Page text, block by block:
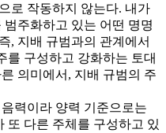
로 작동하지 않는다. 내가
주화하고 있는 어떤 명명
, 지배 규범과의 관계에서
를 구성하고 강화하는 토대
의미에서, 지배 규범의 주
력이라 양력 기준으로는
또 다른 주체를 구성하고 있